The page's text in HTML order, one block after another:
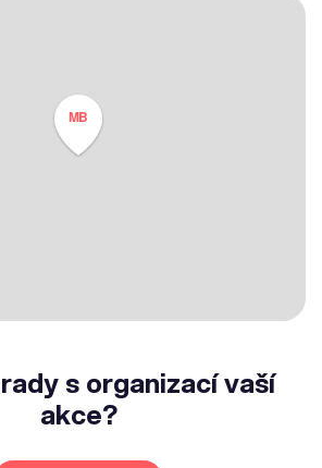
MB
s organizací vaší
akce?